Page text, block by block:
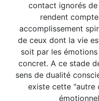
contact ignorés
rendent
accomplissement
de ceux dont la vie
soit par les
concret. A ce stade
sens de dualité
existe cette "autre